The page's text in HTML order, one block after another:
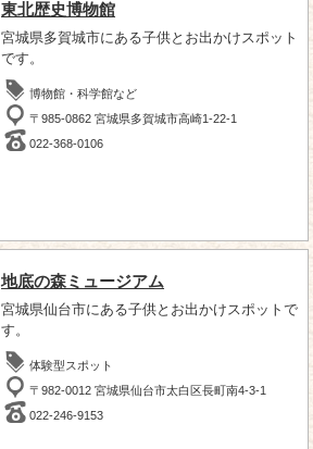
東北歴史博物館
宮城県多賀城市にある子供とお出かけスポット
です。
博物館・科学館など
〒985-0862 宮城県多賀城市高崎1-22-1
022-368-0106
地底の森ミュージアム
宮城県仙台市にある子供とお出かけスポットで
す。
体験型スポット
〒982-0012 宮城県仙台市太白区長町南4-3-1
022-246-9153